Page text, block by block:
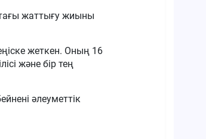
жаттығу жиыны
жеткен. Оның 16
және бір тең
әлеуметтік